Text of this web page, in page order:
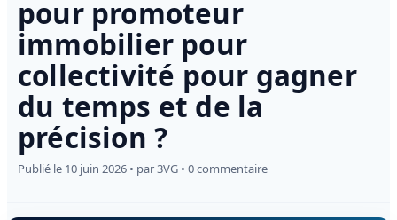
pour promoteur
immobilier pour
collectivité pour gagner
du temps et de la
précision ?
Publié le 10 juin 2026 • par 3VG • 0 commentaire